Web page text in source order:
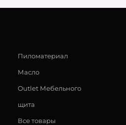
Пиломатериал
Масло
Outlet Мебельного
щита
Все товары